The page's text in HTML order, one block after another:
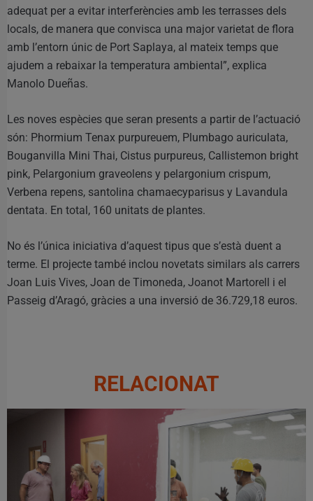
adequat per a evitar interferències amb les terrasses dels
locals, de manera que convisca una major varietat de flora
amb l’entorn únic de Port Saplaya, al mateix temps que
ajudem a rebaixar la temperatura ambiental”, explica
Manolo Dueñas.
Les noves espècies que seran presents a partir de l’actuació
són: Phormium Tenax purpureuem, Plumbago auriculata,
Bouganvilla Mini Thai, Cistus purpureus, Callistemon bright
pink, Pelargonium graveolens y pelargonium crispum,
Verbena repens, santolina chamaecyparisus y Lavandula
dentata. En total, 160 unitats de plantes.
No és l’única iniciativa d’aquest tipus que s’està duent a
terme. El projecte també inclou novetats similars als carrers
Joan Luis Vives, Joan de Timoneda, Joanot Martorell i el
Passeig d’Aragó, gràcies a una inversió de 36.729,18 euros.
RELACIONAT